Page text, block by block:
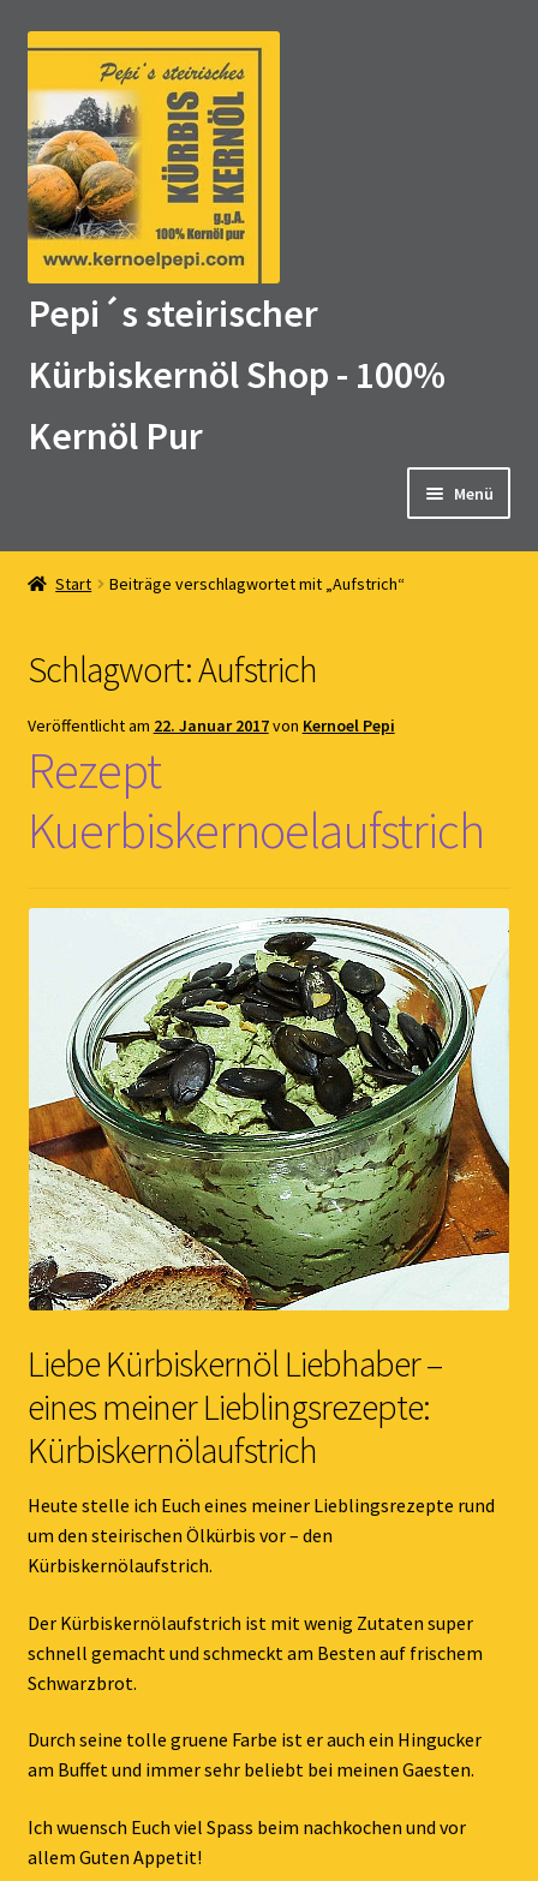
Zur
Navigation
springen
Zum
springen
Pepi´s steirischer
Kürbiskernöl Shop - 100%
Kernöl Pur
Menü
Home
Kernöl Pepi
Start Beiträge verschlagwortet mit „Aufstrich“
Schlagwort:Aufstrich
Veröffentlicht am 22. Januar 2017von Kernoel Pepi
Rezept
Kuerbiskernoelaufstrich
Liebe Kürbiskernöl Liebhaber –
eines meiner Lieblingsrezepte:
Kürbiskernölaufstrich
Heute stelle ich Euch eines meiner Lieblingsrezepte rund
um den steirischen Ölkürbis vor – den
Kürbiskernölaufstrich.
Der Kürbiskernölaufstrich ist mit wenig Zutaten super
schnell gemacht und schmeckt am Besten auf frischem
Schwarzbrot.
Durch seine tolle gruene Farbe ist er auch ein Hingucker
am Buffet und immer sehr beliebt bei meinen Gaesten.
Ich wuensch Euch viel Spass beim nachkochen und vor
allem Guten Appetit!